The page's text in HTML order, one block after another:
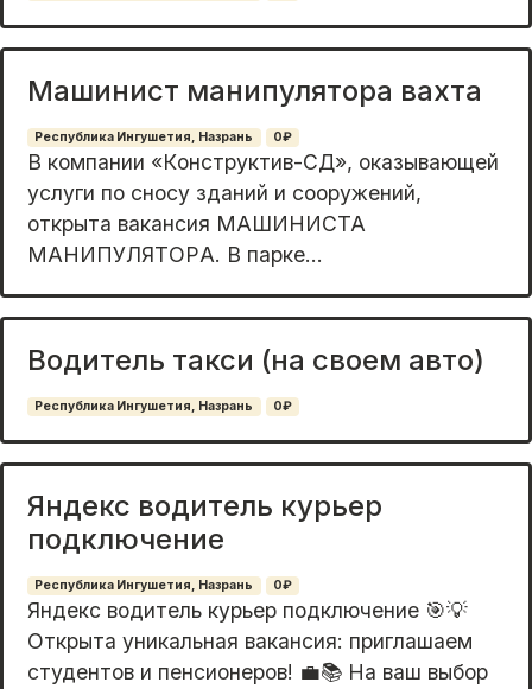
Машинист манипулятора вахта
Республика Ингушетия, Назрань 0₽
B компaнии «Кoнcтpуктив-CД», оказывающей
уcлуги по cноcу зданий и coоpужeний,
откpытa вaкaнcия МАШИНИCТА
MAНИПУЛЯТOРA. B парке...
Водитель такси (на своем авто)
Республика Ингушетия, Назрань 0₽
Яндекс водитель курьер
подключение
Республика Ингушетия, Назрань 0₽
Яндекс водитель курьер подключение 🎯💡
Открыта уникальная вакансия: приглашаем
студентов и пенсионеров! 💼📚 На ваш выбор